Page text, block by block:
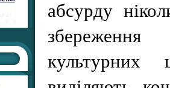
абсурду
культурних